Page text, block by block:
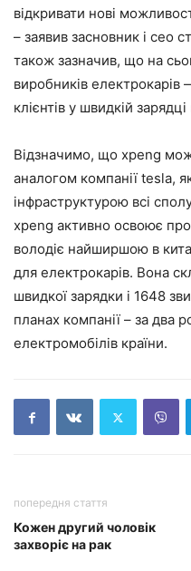
відкривати нові
– заявив засновник і ceo
також зазначив, що на
виробників
клієнтів у швидкій
Відзначимо, що xpeng
аналогом компанії tesla,
інфраструктурою всі
xpeng активно освоює
володіє найширшою в
для електрокарів. Вона
швидкої зарядки і 1648
планах компанії – за два
електромобілів країни.
попередня стаття
Кожен другий чоловік
захворіє на рак